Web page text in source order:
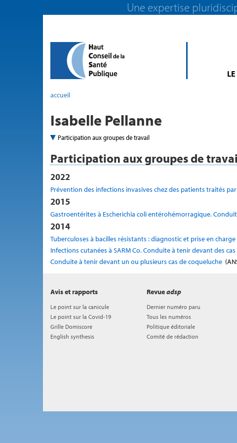
Une expertise
accueil
Isabelle Pellanne
Participation aux groupes de travail
Participation aux groupes de
2022
Prévention des infections invasives chez des patients traités
2015
Gastroentérites à Escherichia coli entérohémorragique.
2014
Tuberculoses à bacilles résistants : diagnostic et prise en charge
Infections cutanées à SARM Co. Conduite à tenir devant des
Conduite à tenir devant un ou plusieurs cas de coqueluche
Avis et rapports
Le point sur la canicule
Le point sur la Covid-19
Grille Domiscore
English synthesis
Revueadsp
Dernier numéro paru
Tous les numéros
Politique éditoriale
Comité de rédaction